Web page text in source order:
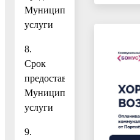
Муниципальной
услуги
8.
Срок
предоставления
Муниципальной
услуги
9.